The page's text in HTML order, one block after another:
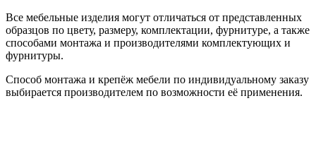
Все мебельные изделия могут отличаться от представленных
образцов по цвету, размеру, комплектации, фурнитуре, а также
способами монтажа и производителями комплектующих и
фурнитуры.
Способ монтажа и крепёж мебели по индивидуальному заказу
выбирается производителем по возможности её применения.